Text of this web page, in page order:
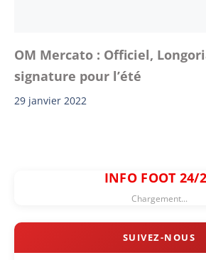
OM Mercato : Officiel,
signature pour l’été
29 janvier 2022
INFO FOOT 24/
Chargement...